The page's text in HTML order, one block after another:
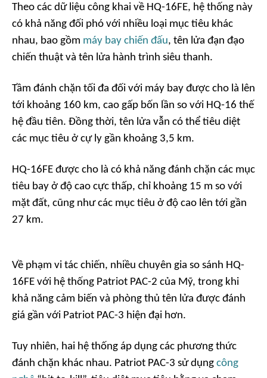
Theo các dữ liệu công khai về HQ-16FE, hệ thống này
có khả năng đối phó với nhiều loại mục tiêu khác
nhau, bao gồm máy bay chiến đấu, tên lửa đạn đạo
chiến thuật và tên lửa hành trình siêu thanh.
Tầm đánh chặn tối đa đối với máy bay được cho là lên
tới khoảng 160 km, cao gấp bốn lần so với HQ-16 thế
hệ đầu tiên. Đồng thời, tên lửa vẫn có thể tiêu diệt
các mục tiêu ở cự ly gần khoảng 3,5 km.
HQ-16FE được cho là có khả năng đánh chặn các mục
tiêu bay ở độ cao cực thấp, chỉ khoảng 15 m so với
mặt đất, cũng như các mục tiêu ở độ cao lên tới gần
27 km.
Về phạm vi tác chiến, nhiều chuyên gia so sánh HQ-
16FE với hệ thống Patriot PAC-2 của Mỹ, trong khi
khả năng cảm biến và phòng thủ tên lửa được đánh
giá gần với Patriot PAC-3 hiện đại hơn.
Tuy nhiên, hai hệ thống áp dụng các phương thức
đánh chặn khác nhau. Patriot PAC-3 sử dụng công